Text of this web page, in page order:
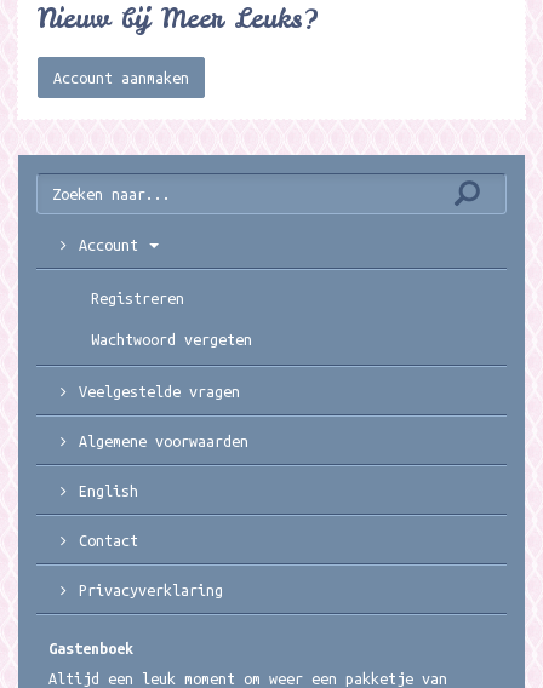
Nieuw bij Meer Leuks?
Account aanmaken
Account
Registreren
Wachtwoord vergeten
Veelgestelde vragen
Algemene voorwaarden
English
Contact
Privacyverklaring
Gastenboek
Altijd een leuk moment om weer een pakketje van